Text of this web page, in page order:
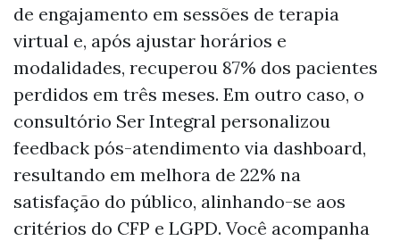
de engajamento em sessões de terapia
virtual e, após ajustar horários e
modalidades, recuperou 87% dos pacientes
perdidos em três meses. Em outro caso, o
consultório Ser Integral personalizou
feedback pós-atendimento via dashboard,
resultando em melhora de 22% na
satisfação do público, alinhando-se aos
critérios do CFP e LGPD. Você acompanha